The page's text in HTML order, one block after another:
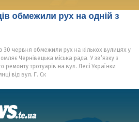
обмежили рух на одній з
30 червня обмежили рух на кількох вулицях у
Чернівецька міська рада. У зв’язку з
ремонту тротуарів на вул. Лесі Українки
від вул. Г. Ск